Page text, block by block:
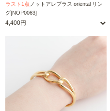
ラスト1点 ノットアレプラス oriental リン
グ[NOP0063]
4,400円